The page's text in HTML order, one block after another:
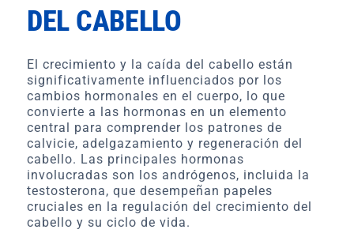
DEL CABELLO
El crecimiento y la caída del cabello están
significativamente influenciados por los
cambios hormonales en el cuerpo, lo que
convierte a las hormonas en un elemento
central para comprender los patrones de
calvicie, adelgazamiento y regeneración del
cabello. Las principales hormonas
involucradas son los andrógenos, incluida la
testosterona, que desempeñan papeles
cruciales en la regulación del crecimiento del
cabello y su ciclo de vida.